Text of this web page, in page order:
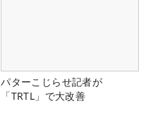
パターこじらせ記者が
「TRTL」で大改善